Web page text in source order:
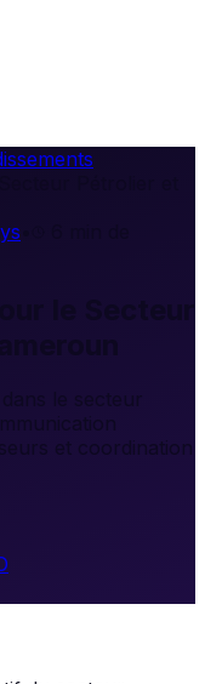
le secteur
et coordination